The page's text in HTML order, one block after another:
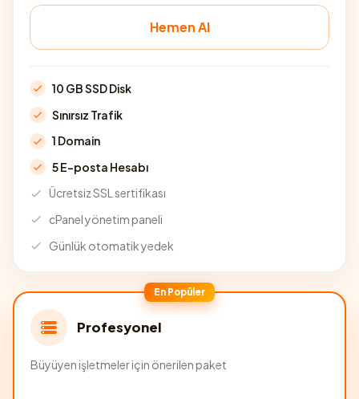
Hemen Al
10 GB SSD Disk
Sınırsız Trafik
1 Domain
5 E-posta Hesabı
Ücretsiz SSL sertifikası
cPanel yönetim paneli
Günlük otomatik yedek
En Popüler
Profesyonel
Büyüyen işletmeler için önerilen paket